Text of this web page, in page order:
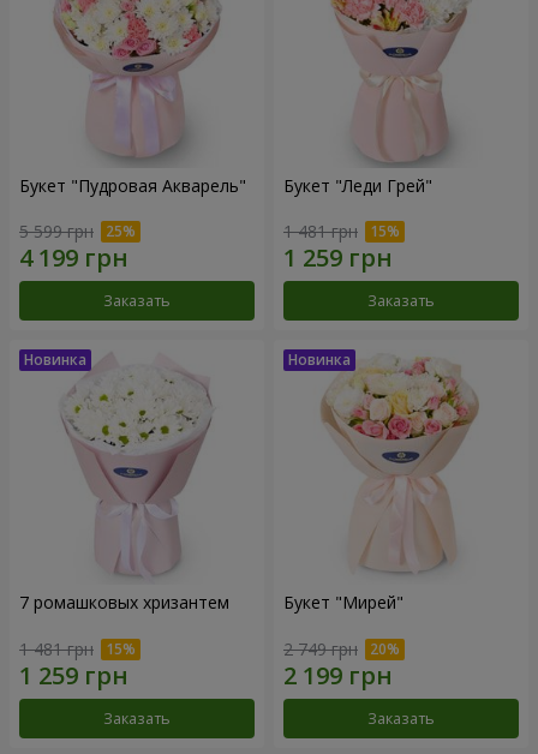
Букет "Пудровая Акварель"
5 599 грн
Заказать
Букет "Леди Грей"
1 481 грн
Заказать
7 ромашковых хризантем
1 481 грн
Заказать
Букет "Мирей"
2 749 грн
Заказать